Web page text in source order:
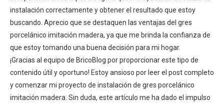
instalación correctamente y obtener el resultado que estoy
buscando. Aprecio que se destaquen las ventajas del gres
porcelánico imitación madera, ya que me brinda la confianza de
que estoy tomando una buena decisión para mi hogar.
¡Gracias al equipo de BricoBlog por proporcionar este tipo de
contenido útil y oportuno! Estoy ansioso por leer el post completo
y comenzar mi proyecto de instalación de gres porcelánico
imitación madera. Sin duda, este artículo me ha dado el impulso